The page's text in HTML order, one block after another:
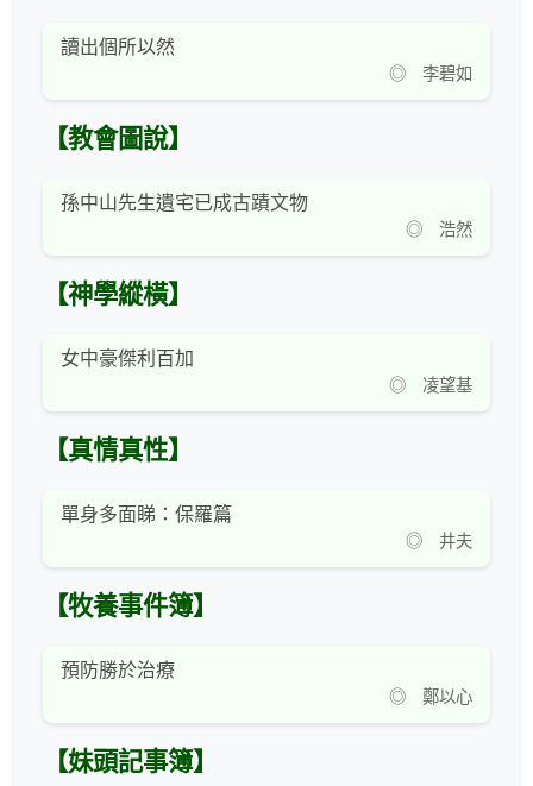
讀出個所以然
◎ 李碧如
【教會圖說】
孫中山先生遺宅已成古蹟文物
◎ 浩然
【神學縱橫】
女中豪傑利百加
◎ 凌望基
【真情真性】
單身多面睇：保羅篇
◎ 井夫
【牧養事件簿】
預防勝於治療
◎ 鄭以心
【妹頭記事簿】